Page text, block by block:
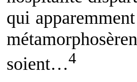
qui
soient…4